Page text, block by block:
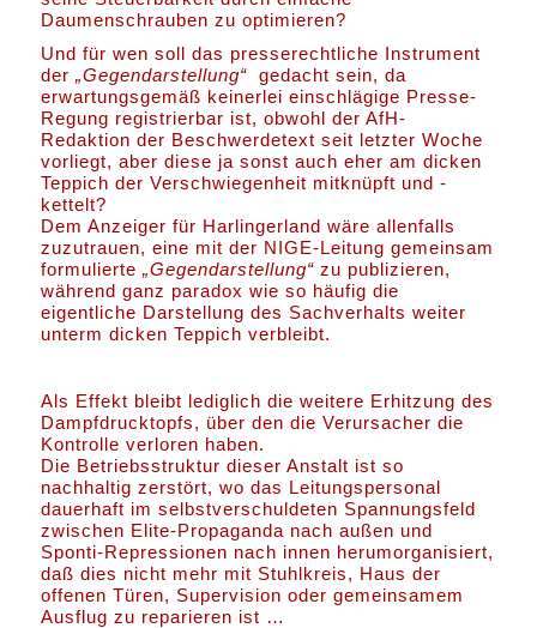
Daumenschrauben zu optimieren?
Und für wen soll das presserechtliche Instrument
der„Gegendarstellung“ gedacht sein, da
erwartungsgemäß keinerlei einschlägige Presse-
Regung registrierbar ist, obwohl der AfH-
Redaktion der Beschwerdetext seit letzter Woche
vorliegt, aber diese ja sonst auch eher am dicken
Teppich der Verschwiegenheit mitknüpft und -
kettelt?
Dem Anzeiger für Harlingerland wäre allenfalls
zuzutrauen, eine mit der NIGE-Leitung gemeinsam
formulierte„Gegendarstellung“ zu publizieren,
während ganz paradox wie so häufig die
eigentliche Darstellung des Sachverhalts weiter
unterm dicken Teppich verbleibt.
Als Effekt bleibt lediglich die weitere Erhitzung des
Dampfdrucktopfs, über den die Verursacher die
Kontrolle verloren haben.
Die Betriebsstruktur dieser Anstalt ist so
nachhaltig zerstört, wo das Leitungspersonal
dauerhaft im selbstverschuldeten Spannungsfeld
zwischen Elite-Propaganda nach außen und
Sponti-Repressionen nach innen herumorganisiert,
daß dies nicht mehr mit Stuhlkreis, Haus der
offenen Türen, Supervision oder gemeinsamem
Ausflug zu reparieren ist …